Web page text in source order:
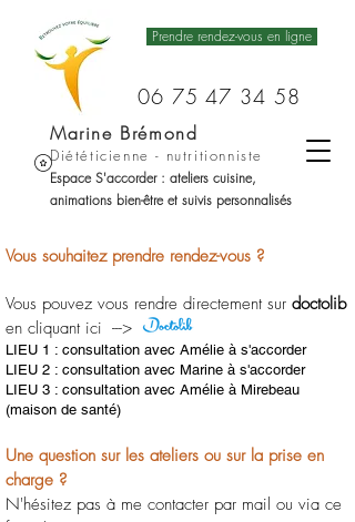
Marine Brémond
Diététicienne - nutritionniste
Espace S'accorder : ateliers cuisine,
animations bien-être et suivis personnalisés
06 75 47 34 58
Prendre rendez-vous en ligne
Vous souhaitez prendre rendez-vous ?
Vous pouvez vous rendre directement sur doctolib
en cliquant ici --->
LIEU 1 : consultation avec Amélie à s'accorder
LIEU 2 : consultation avec Marine à s'accorder
LIEU 3 : consultation avec Amélie à Mirebeau
(maison de santé)
Une question sur les ateliers ou sur la prise en
charge ?
N'hésitez pas à me contacter par mail ou via ce